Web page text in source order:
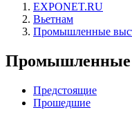
EXPONET.RU
Вьетнам
Промышленные
Промышленные
Предстоящие
Прошедшие